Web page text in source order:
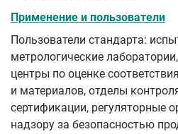
Применение и пользователи
Пользователи стандарта:
метрологические
центры по оценке
и материалов, отделы
сертификации, регуляторные
надзору за безопасностью